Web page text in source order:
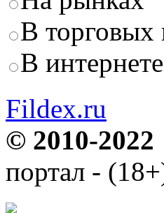
В торговых
В интернете
Fildex.ru
© 2010-2022
портал -